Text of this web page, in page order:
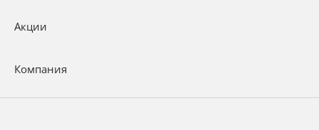
Акции
Компания